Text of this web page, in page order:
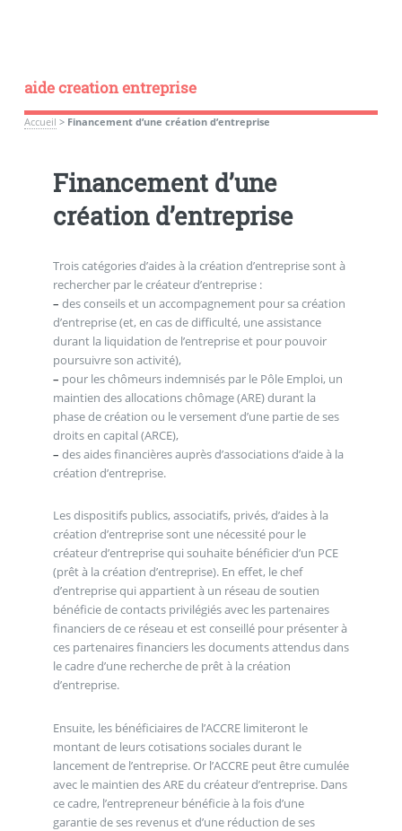
aide creation entreprise
Accueil > Financement d’une création d’entreprise
Financement d’une
création d’entreprise
Trois catégories d’aides à la création d’entreprise sont à
rechercher par le créateur d’entreprise :
– des conseils et un accompagnement pour sa création
d’entreprise (et, en cas de difficulté, une assistance
durant la liquidation de l’entreprise et pour pouvoir
poursuivre son activité),
– pour les chômeurs indemnisés par le Pôle Emploi, un
maintien des allocations chômage (ARE) durant la
phase de création ou le versement d’une partie de ses
droits en capital (ARCE),
– des aides financières auprès d’associations d’aide à la
création d’entreprise.
Les dispositifs publics, associatifs, privés, d’aides à la
création d’entreprise sont une nécessité pour le
créateur d’entreprise qui souhaite bénéficier d’un PCE
(prêt à la création d’entreprise). En effet, le chef
d’entreprise qui appartient à un réseau de soutien
bénéficie de contacts privilégiés avec les partenaires
financiers de ce réseau et est conseillé pour présenter à
ces partenaires financiers les documents attendus dans
le cadre d’une recherche de prêt à la création
d’entreprise.
Ensuite, les bénéficiaires de l’ACCRE limiteront le
montant de leurs cotisations sociales durant le
lancement de l’entreprise. Or l’ACCRE peut être cumulée
avec le maintien des ARE du créateur d’entreprise. Dans
ce cadre, l’entrepreneur bénéficie à la fois d’une
garantie de ses revenus et d’une réduction de ses